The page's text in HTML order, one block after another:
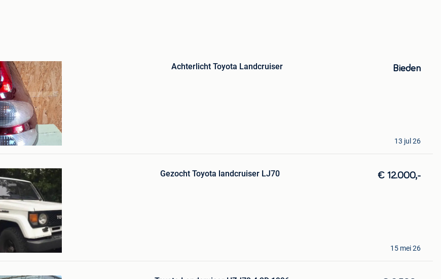
Mijn
Favorieten
Achterlicht Toyota Landcruiser Bieden
Overpelt
13 jul 26
Bewaren
in
Mijn
Favorieten
Gezocht Toyota landcruiser LJ70 € 12.000,-
15 mei 26